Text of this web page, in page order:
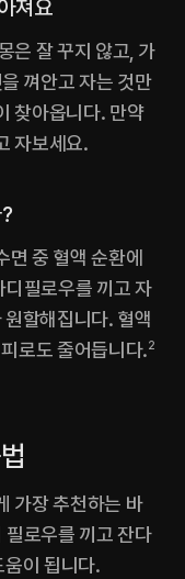
져요
은 잘 꾸지 않고, 가
껴안고 자는 것만
찾아옵니다. 만약
자보세요.
중 혈액 순환에
필로우를 끼고 자
할해집니다. 혈액
로도 줄어듭니다.2
가장 추천하는 바
필로우를 끼고 잔다
움이 됩니다.